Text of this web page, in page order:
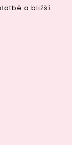
a bližší